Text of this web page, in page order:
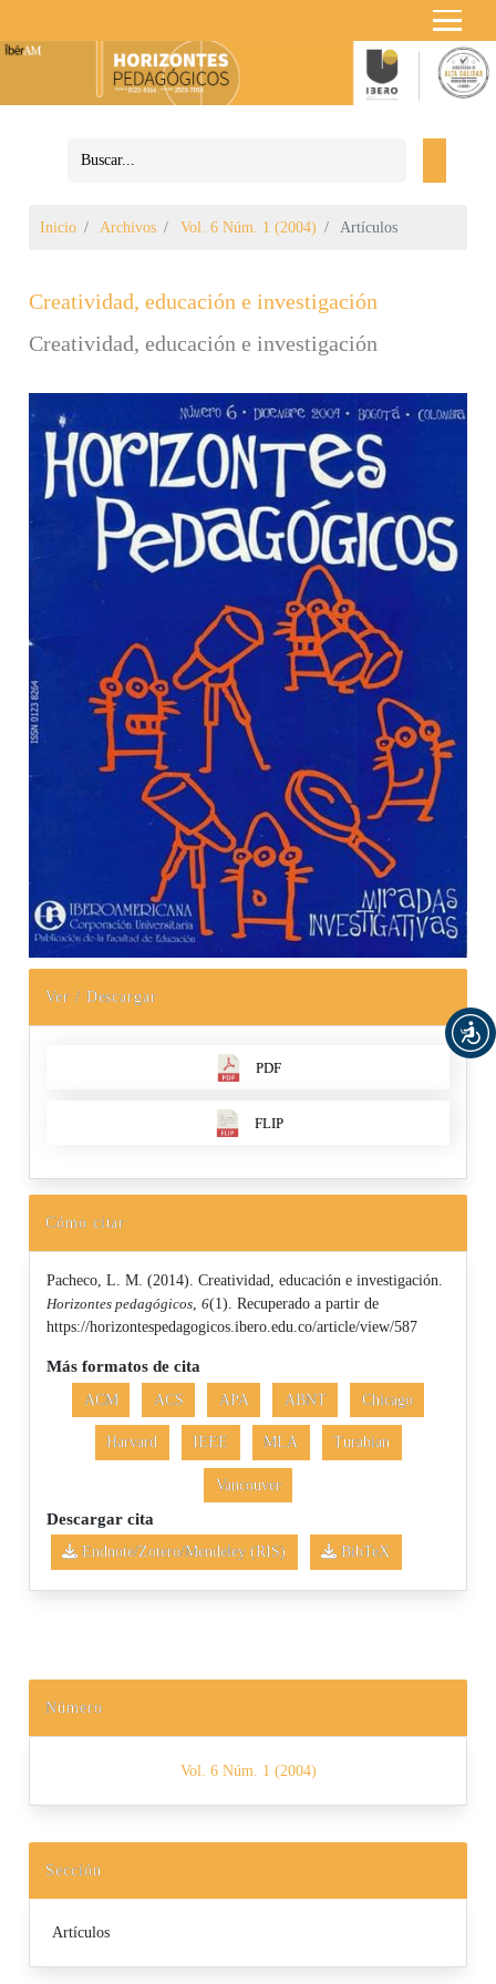
Inicio Archivos Vol. 6 Núm. 1 (2004) Artículos
Creatividad, educación e investigación
Creatividad, educación e investigación
Barra lateral del artículo
Ver / Descargar
PDF
FLIP
Cómo citar
Pacheco, L. M. (2014). Creatividad, educación e investigación.
Horizontes pedagógicos,6(1). Recuperado a partir de
https://horizontespedagogicos.ibero.edu.co/article/view/587
Más formatos de cita
ACM ACS APA ABNT Chicago
Harvard IEEE MLA Turabian
Vancouver
Descargar cita
Endnote/Zotero/Mendeley (RIS) BibTeX
Número
Vol. 6 Núm. 1 (2004)
Sección
Artículos